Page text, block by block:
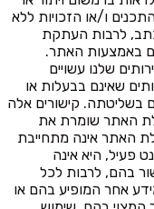
ו/או הזכויות ללא
לרבות העתקת
באמצעות האתר.
שלנו עשויים
שאינם בבעלות או
בשליטתה. קישורים אלה
האתר שומרת את
האתר אינה מתחייבת
פעיל, היא אינה
בהם, לרבות לכל
אחר המופיע בהם או